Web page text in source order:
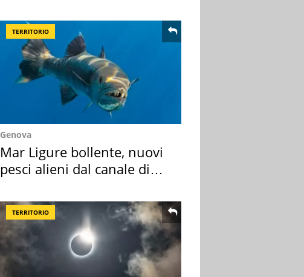
TERRITORIO
Genova
Mar Ligure bollente, nuovi
pesci alieni dal canale di
TERRITORIO